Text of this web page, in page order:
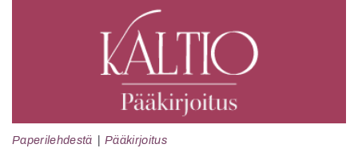
Paperilehdestä Pääkirjoitus